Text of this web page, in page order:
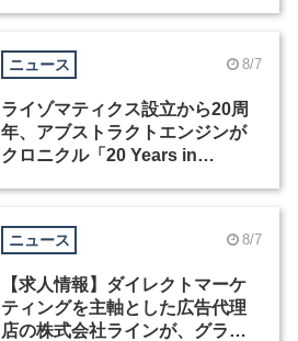
ニュース 8/7
ライゾマティクス設立から20周
年、アブストラクトエンジンが
クロニクル「20 Years in
ニュース 8/7
【求人情報】ダイレクトマーケ
ティングを主軸とした広告代理
店の株式会社ラインが、グラフ